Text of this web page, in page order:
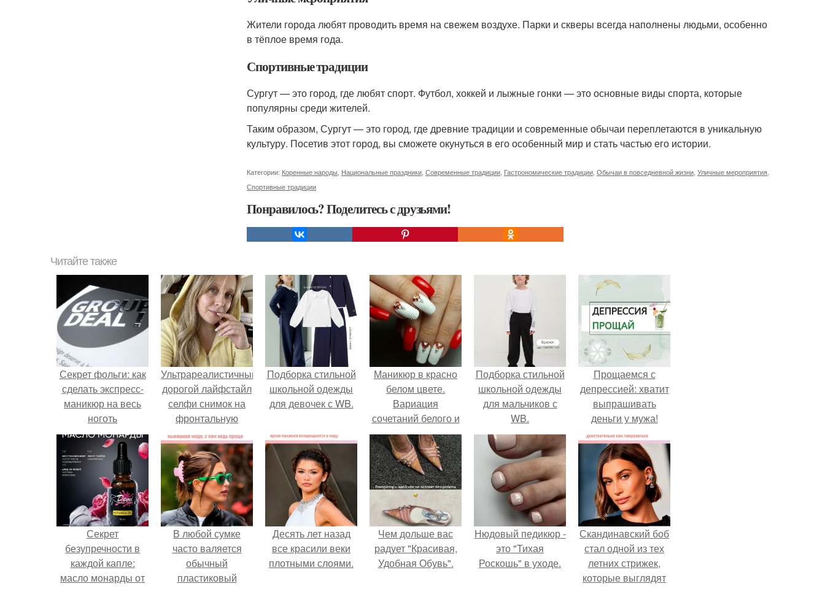
Жители города любят проводить время на свежем воздухе. Парки и скверы всегда наполнены людьми, особенно
в тёплое время года.
Спортивные традиции
Сургут — это город, где любят спорт. Футбол, хоккей и лыжные гонки — это основные виды спорта, которые
популярны среди жителей.
Таким образом, Сургут — это город, где древние традиции и современные обычаи переплетаются в уникальную
культуру. Посетив этот город, вы сможете окунуться в его особенный мир и стать частью его истории.
Категории: Коренные народы Национальные праздники Современные традиции Гастрономические традиции Обычаи в повседневной жизни Уличные мероприятия
Спортивные традиции
Понравилось? Поделитесь с друзьями!
Читайте также
Секрет фольги: как
сделать экспресс-
маникюр на весь
ноготь
Ультрареалистичный
дорогой лайфстайл
селфи снимок на
фронтальную
камеру.
Подборка стильной
школьной одежды
для девочек с WB.
Маникюр в красно
белом цвете.
Вариация
сочетаний белого и
красного
Подборка стильной
школьной одежды
для мальчиков с
WB.
Прощаемся с
депрессией: хватит
выпрашивать
деньги у мужа!
Секрет
безупречности в
каждой капле:
масло монарды от
В любой сумке
часто валяется
обычный
пластиковый
Десять лет назад
все красили веки
плотными слоями.
Чем дольше вас
радует "Красивая,
Удобная Обувь".
Нюдовый педикюр -
это "Тихая
Роскошь" в уходе.
Скандинавский боб
стал одной из тех
летних стрижек,
которые выглядят